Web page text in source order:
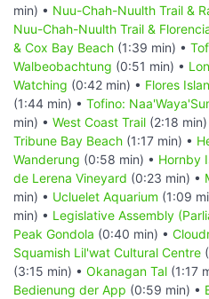
min) • Nuu-Chah-Nuulth Trail &
Nuu-Chah-Nuulth Trail &
& Cox Bay Beach (1:39 min) •
Walbeobachtung (0:51 min) •
Watching (0:42 min) • Flores
(1:44 min) • Tofino:
min) • West Coast Trail (2:18 min)
Tribune Bay Beach (1:17 min) •
Wanderung (0:58 min) • Hornby
de Lerena Vineyard (0:23 min) •
min) • Ucluelet Aquarium (1:09
min) • Legislative Assembly
Peak Gondola (0:40 min) •
Squamish Lil'wat Cultural Centre
(3:15 min) • Okanagan Tal (1:17
Bedienung der App (0:59 min) •